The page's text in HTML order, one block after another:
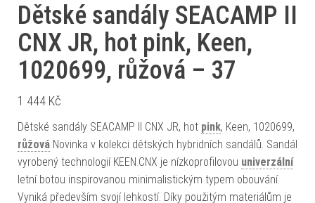
Dětské sandály SEACAMP II
CNX JR, hot pink, Keen,
1020699, růžová – 37
1 444 Kč
Dětské sandály SEACAMP II CNX JR, hot pink, Keen, 1020699,
růžová Novinka v kolekci dětských hybridních sandálů. Sandál
vyrobený technologií KEEN.CNX je nízkoprofilovou univerzální
letní botou inspirovanou minimalistickým typem obouvání.
Vyniká především svojí lehkostí. Díky použitým materiálům je